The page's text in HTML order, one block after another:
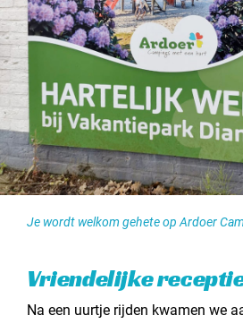
Je wordt welkom gehete op Ardoer
Vriendelijke
Na een uurtje rijden kwamen we